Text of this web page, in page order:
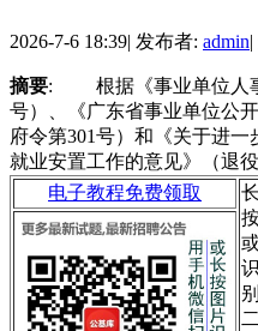
2026-7-6 18:39| 发布者: admin|
摘要: 根据《事业单位人事
号）、《广东省事业单位公
府令第301号）和《关于进
就业安置工作的意见》（退
电子教程免费领取
长
识
别
二